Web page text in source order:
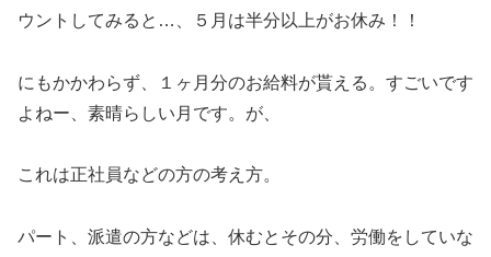
ウントしてみると…、５月は半分以上がお休み！！
にもかかわらず、１ヶ月分のお給料が貰える。すごいです
よねー、素晴らしい月です。が、
これは正社員などの方の考え方。
パート、派遣の方などは、休むとその分、労働をしていな